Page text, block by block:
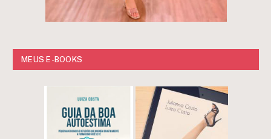
MEUS E-BOOKS